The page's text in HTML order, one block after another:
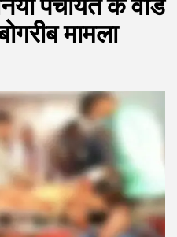
पंचायत के वार्ड
मामला